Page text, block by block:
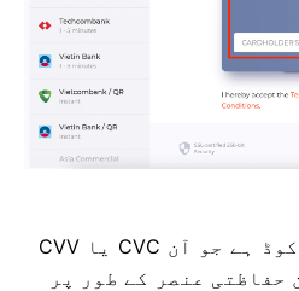
CVV یا СVС کوڈ ایک 3 ہندسوں کا کوڈ ہے جو آن
حفاظتی عنصر کے طور پر